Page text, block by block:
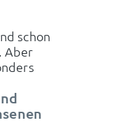
schon
Aber